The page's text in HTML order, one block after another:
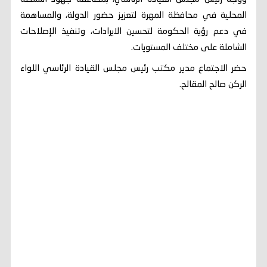
المحلية في محافظة المهرة لتعزيز حضور الدولة، والمساهمة
في دعم رؤية الحكومة لتحسين الايرادات، وتنفيذ الإصلاحات
الشاملة على مختلف المستويات.
حضر الاجتماع مدير مكتب رئيس مجلس القيادة الرئاسي اللواء
الركن صالح المقالح.